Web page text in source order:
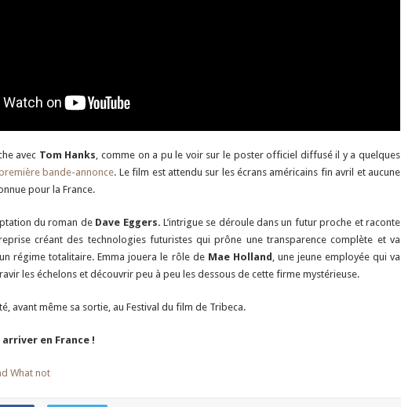
avec Tom Hanks, comme on a pu le voir sur le poster officiel diffusé il y a quelques
bande-annonce. Le film est attendu sur les écrans américains fin avril et aucune
pour la France.
du roman de Dave Eggers. L’intrigue se déroule dans un futur proche et raconte
créant des technologies futuristes qui prône une transparence complète et va
régime totalitaire. Emma jouera le rôle de Mae Holland , une jeune employée qui va
les échelons et découvrir peu à peu les dessous de cette firme mystérieuse.
avant même sa sortie, au Festival du film de Tribeca.
en France !
What not